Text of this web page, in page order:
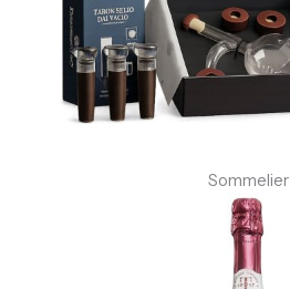
Sommelier